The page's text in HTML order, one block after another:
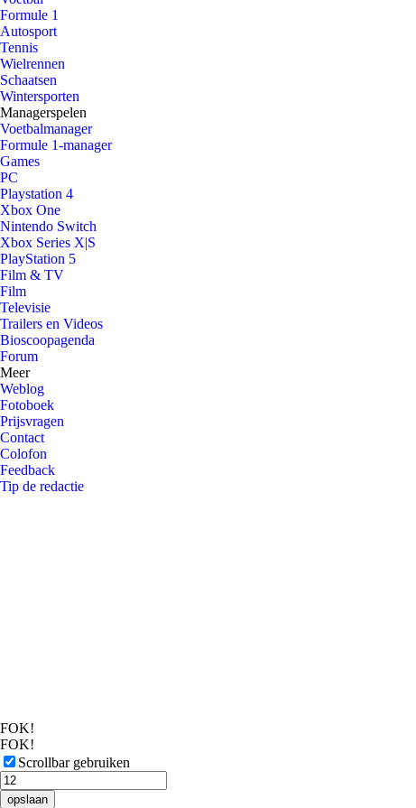
Formule 1
Autosport
Tennis
Wielrennen
Schaatsen
Wintersporten
Managerspelen
Voetbalmanager
Formule 1-manager
Games
PC
Playstation 4
Xbox One
Nintendo Switch
Xbox Series X|S
PlayStation 5
Film & TV
Film
Televisie
Trailers en Videos
Bioscoopagenda
Forum
Meer
Weblog
Fotoboek
Prijsvragen
Contact
Colofon
Feedback
Tip de redactie
FOK!
FOK!
Scrollbar gebruiken
opslaan